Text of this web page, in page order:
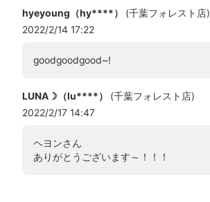
hyeyoung（hy****） (千葉フォレスト店)
2022/2/14 17:22
goodgoodgood~!
LUNA☽（lu****） (千葉フォレスト店)
2022/2/17 14:47
ヘヨンさん
ありがとうございます～！！！